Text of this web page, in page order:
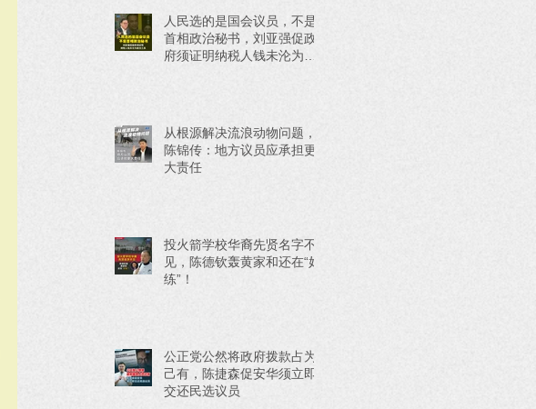
人民选的是国会议员，不是
首相政治秘书，刘亚强促政
府须证明纳税人钱未沦为政
从根源解决流浪动物问题，
陈锦传：地方议员应承担更
大责任
投火箭学校华裔先贤名字不
见，陈德钦轰黄家和还在“好
练”！
公正党公然将政府拨款占为
己有，陈捷森促安华须立即
交还民选议员